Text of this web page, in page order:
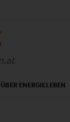
ÜBER ENERGIELEBEN